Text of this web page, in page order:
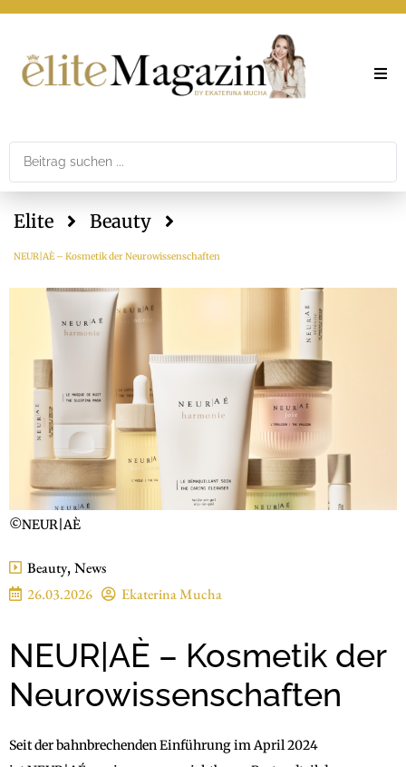
Elite Beauty
NEUR|AÈ – Kosmetik der Neurowissenschaften
©NEUR|AÈ
Beauty, News
26.03.2026
Ekaterina Mucha
NEUR|AÈ – Kosmetik der
Neurowissenschaften
Seit der bahnbrechenden Einführung im April 2024